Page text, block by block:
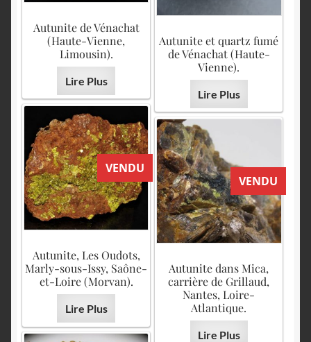
Autunite de Vénachat
(Haute-Vienne,
Limousin).
Lire Plus
Autunite et quartz fumé
de Vénachat (Haute-
Vienne).
Lire Plus
VENDU
Autunite, Les Oudots,
Marly-sous-Issy, Saône-
et-Loire (Morvan).
Lire Plus
VENDU
Autunite dans Mica,
carrière de Grillaud,
Nantes, Loire-
Atlantique.
Lire Plus